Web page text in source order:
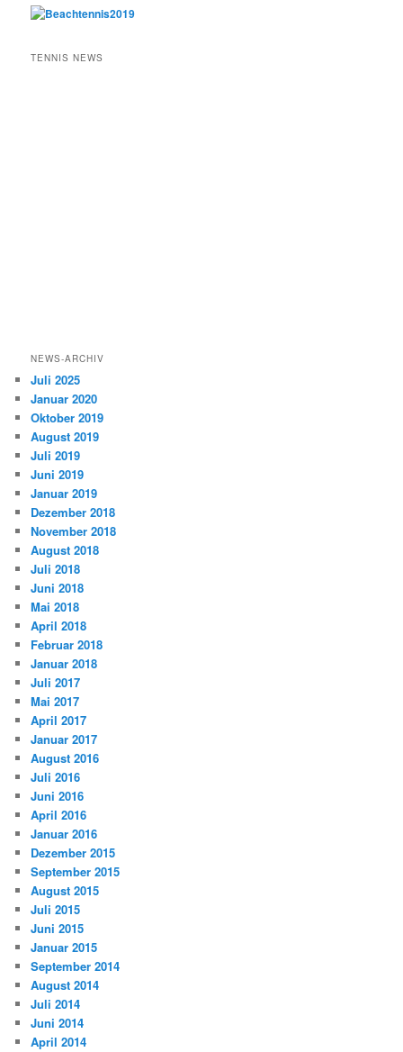
TENNIS NEWS
NEWS-ARCHIV
Juli 2025
Januar 2020
Oktober 2019
August 2019
Juli 2019
Juni 2019
Januar 2019
Dezember 2018
November 2018
August 2018
Juli 2018
Juni 2018
Mai 2018
April 2018
Februar 2018
Januar 2018
Juli 2017
Mai 2017
April 2017
Januar 2017
August 2016
Juli 2016
Juni 2016
April 2016
Januar 2016
Dezember 2015
September 2015
August 2015
Juli 2015
Juni 2015
Januar 2015
September 2014
August 2014
Juli 2014
Juni 2014
April 2014